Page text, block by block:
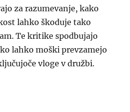
za razumevanje, kako
lahko škoduje tako
Te kritike spodbujajo
lahko moški prevzamejo
vloge v družbi.